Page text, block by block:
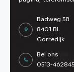
Badweg 58
8401 BL
Gorredijk
Bel ons
0513-462845